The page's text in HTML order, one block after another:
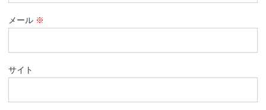
メール ※
サイト